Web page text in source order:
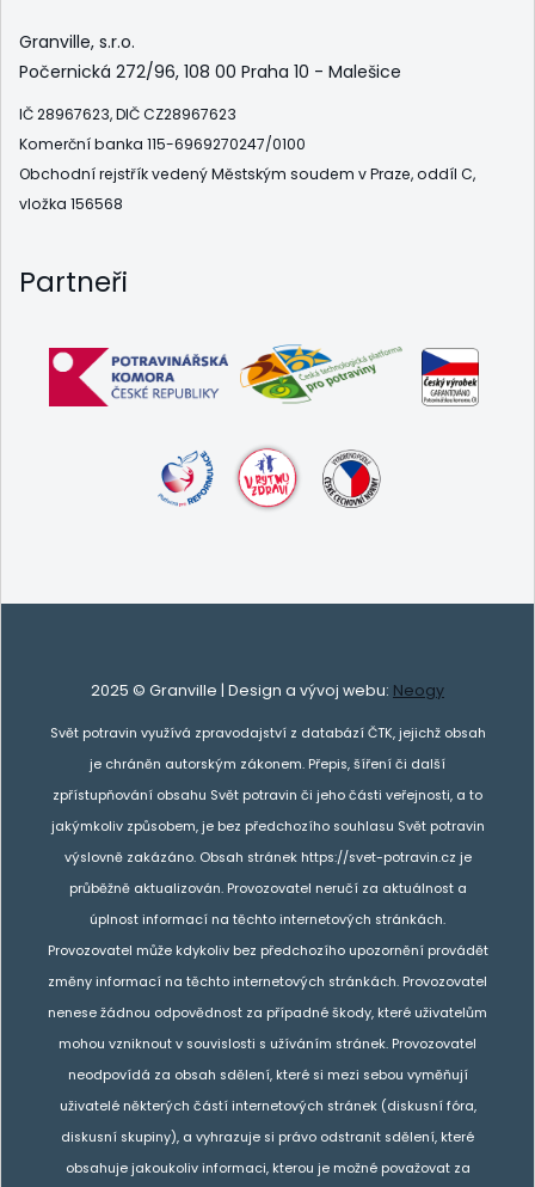
Granville, s.r.o.
Počernická 272/96, 108 00 Praha 10 - Malešice
IČ 28967623, DIČ CZ28967623
Komerční banka 115-6969270247/0100
Obchodní rejstřík vedený Městským soudem v Praze, oddíl C,
vložka 156568
Partneři
2025 © Granville | Design a vývoj webu: Neogy
Svět potravin využívá zpravodajství z databází ČTK, jejichž obsah
je chráněn autorským zákonem. Přepis, šíření či další
zpřístupňování obsahu Svět potravin či jeho části veřejnosti, a to
jakýmkoliv způsobem, je bez předchozího souhlasu Svět potravin
výslovně zakázáno. Obsah stránek https://svet-potravin.cz je
průběžně aktualizován. Provozovatel neručí za aktuálnost a
úplnost informací na těchto internetových stránkách.
Provozovatel může kdykoliv bez předchozího upozornění provádět
změny informací na těchto internetových stránkách. Provozovatel
nenese žádnou odpovědnost za případné škody, které uživatelům
mohou vzniknout v souvislosti s užíváním stránek. Provozovatel
neodpovídá za obsah sdělení, které si mezi sebou vyměňují
uživatelé některých částí internetových stránek (diskusní fóra,
diskusní skupiny), a vyhrazuje si právo odstranit sdělení, které
obsahuje jakoukoliv informaci, kterou je možné považovat za